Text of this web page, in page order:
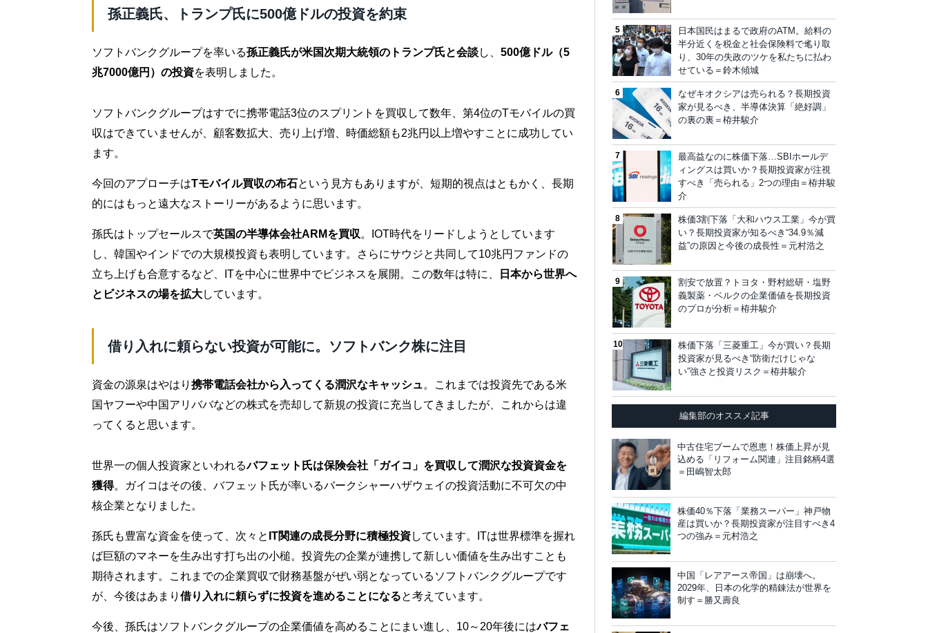
孫正義氏、トランプ氏に500億ドルの投資を約束
ソフトバンクグループを率いる孫正義氏が米国次期大統領のトランプ氏と会談し、 500億ドル（5
兆7000億円）の投資を表明しました。
ソフトバンクグループはすでに携帯電話3位のスプリントを買収して数年、第4位のTモバイルの買
収はできていませんが、顧客数拡大、売り上げ増、時価総額も2兆円以上増やすことに成功してい
ます。
今回のアプローチはTモバイル買収の布石という見方もありますが、短期的視点はともかく、長期
的にはもっと遠大なストーリーがあるように思います。
孫氏はトップセールスで英国の半導体会社ARMを買収。IOT時代をリードしようとしています
し、韓国やインドでの大規模投資も表明しています。さらにサウジと共同して10兆円ファンドの
立ち上げも合意するなど、ITを中心に世界中でビジネスを展開。この数年は特に、
日本から世界へ
とビジネスの場を拡大しています。
借り入れに頼らない投資が可能に。ソフトバンク株に注目
資金の源泉はやはり 携帯電話会社から入ってくる潤沢なキャッシュ。これまでは投資先である米
国ヤフーや中国アリババなどの株式を売却して新規の投資に充当してきましたが、これからは違
ってくると思います。
世界一の個人投資家といわれるバフェット氏は保険会社「ガイコ」を買収して潤沢な投資資金を
獲得。ガイコはその後、バフェット氏が率いるバークシャーハザウェイの投資活動に不可欠の中
核企業となりました。
孫氏も豊富な資金を使って、次々と IT関連の成長分野に積極投資しています。ITは世界標準を握れ
ば巨額のマネーを生み出す打ち出の小槌。投資先の企業が連携して新しい価値を生み出すことも
期待されます。これまでの企業買収で財務基盤がぜい弱となっているソフトバンクグループです
が、今後はあまり 借り入れに頼らずに投資を進めることになると考えています。
今後、孫氏はソフトバンクグループの企業価値を高めることにまい進し、10～20年後にはバフェ
日本国民はまるで政府のATM。給料の
半分近くを税金と社会保険料で毟り取
り、30年の失政のツケを私たちに払わ
せている＝鈴木傾城
なぜキオクシアは売られる？長期投資
家が見るべき、半導体決算「絶好調」
の裏の裏＝栫井駿介
最高益なのに株価下落…SBIホールデ
ィングスは買いか？長期投資家が注視
すべき「売られる」2つの理由＝栫井駿
介
株価3割下落「大和ハウス工業」今が買
い？長期投資家が知るべき“34.9％減
益”の原因と今後の成長性＝元村浩之
割安で放置？トヨタ・野村総研・塩野
義製薬・ベルクの企業価値を長期投資
のプロが分析＝栫井駿介
株価下落「三菱重工」今が買い？長期
投資家が見るべき“防衛だけじゃな
い”強さと投資リスク＝栫井駿介
編集部のオススメ記事
中古住宅ブームで恩恵！株価上昇が見
込める「リフォーム関連」注目銘柄4選
＝田嶋智太郎
株価40％下落「業務スーパー」神戸物
産は買いか？長期投資家が注目すべき4
つの強み＝元村浩之
中国「レアアース帝国」は崩壊へ。
2029年、日本の化学的精錬法が世界を
制す＝勝又壽良